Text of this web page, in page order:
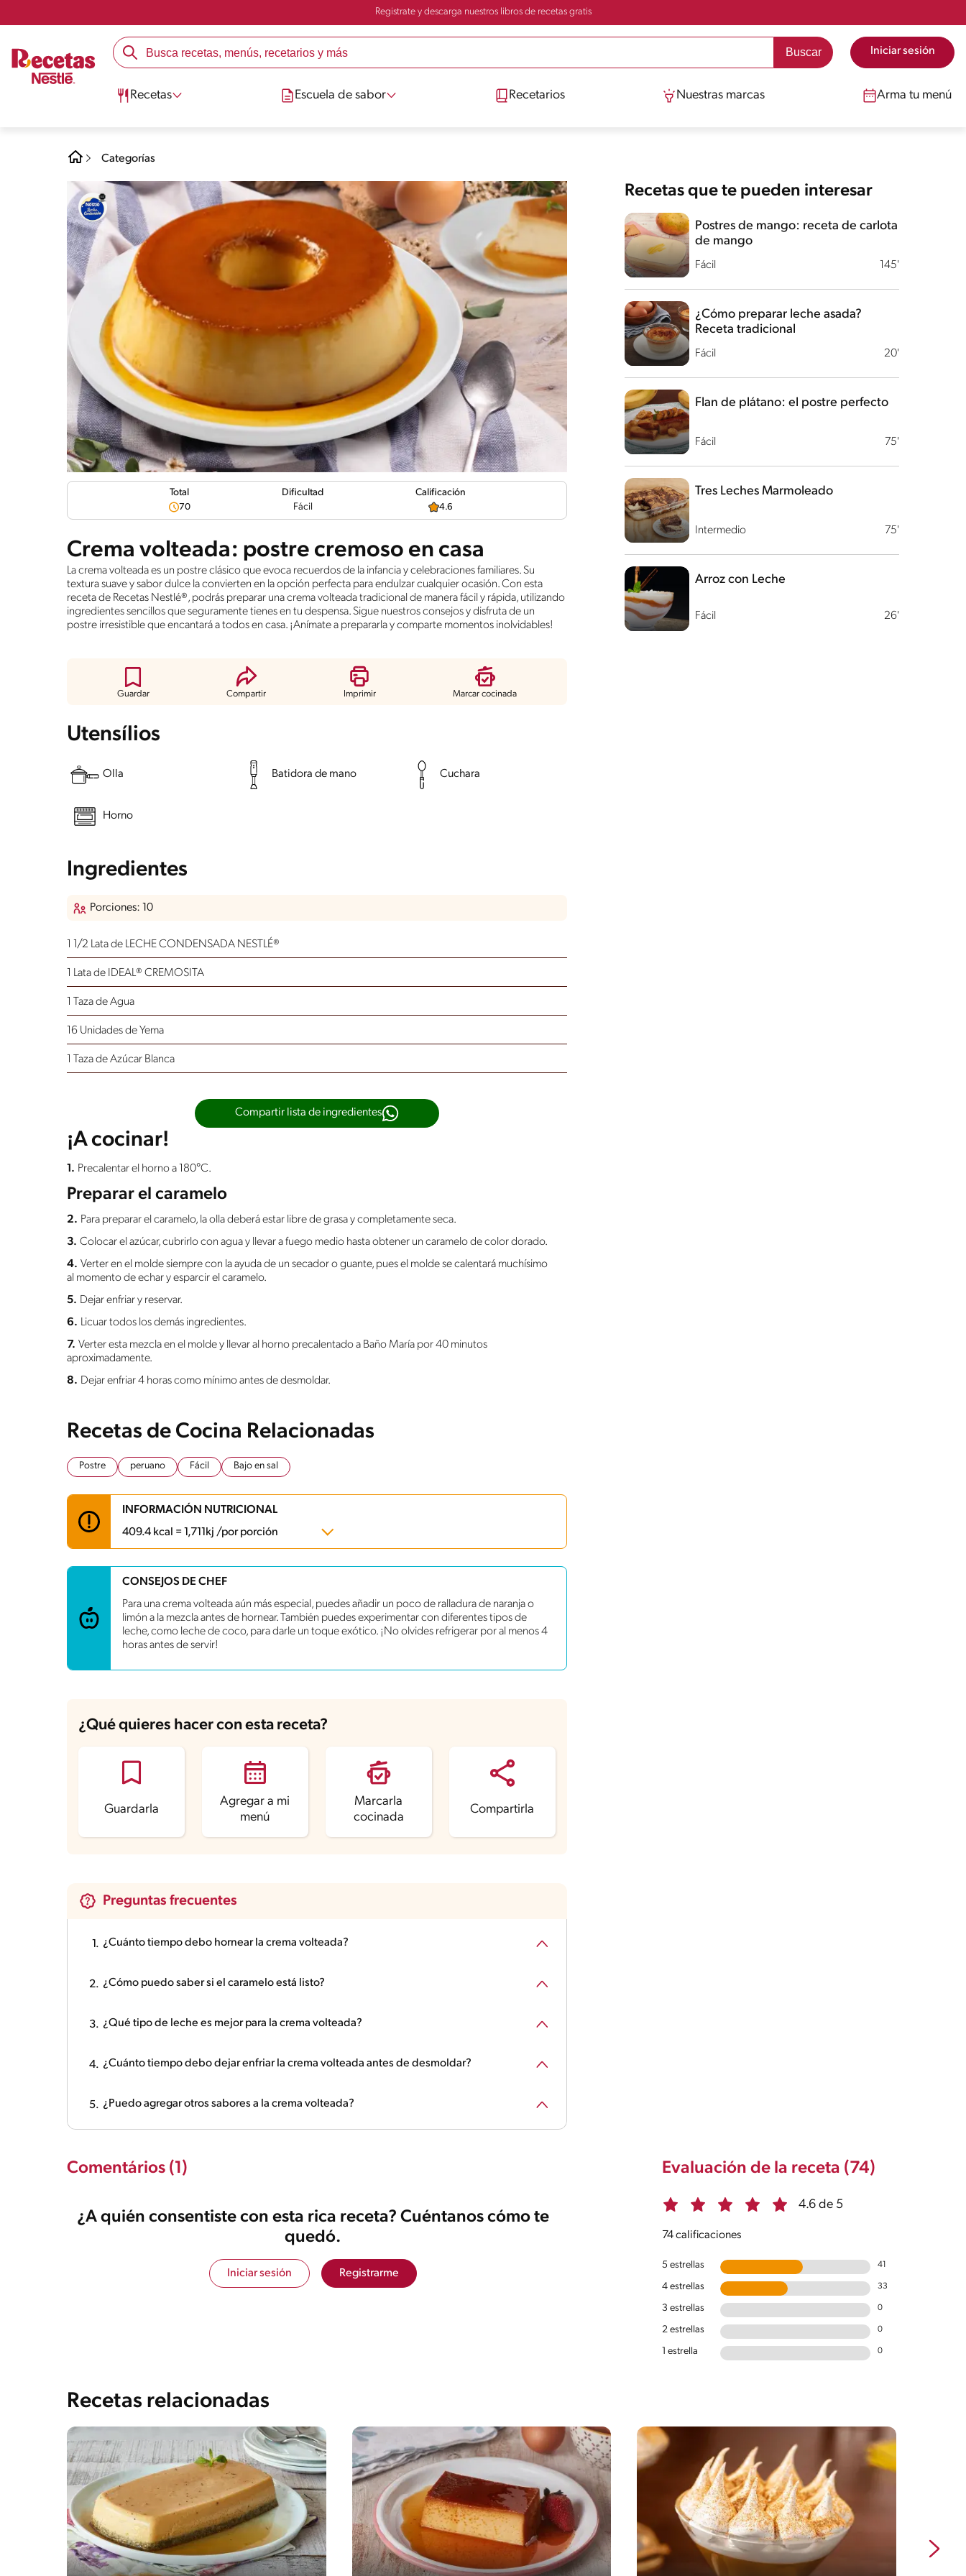
Registrate y descarga nuestros libros de recetas gratis
Iniciar sesión
Recetas Escuela de sabor Recetarios Nuestras marcas Arma tu menú
Categorías
Total
70
Dificultad
Fácil
Calificación
4.6
Crema volteada: postre cremoso en casa
La crema volteada es un postre clásico que evoca recuerdos de la infancia y celebraciones familiares. Su
textura suave y sabor dulce la convierten en la opción perfecta para endulzar cualquier ocasión. Con esta
receta de Recetas Nestlé®, podrás preparar una crema volteada tradicional de manera fácil y rápida, utilizando
ingredientes sencillos que seguramente tienes en tu despensa. Sigue nuestros consejos y disfruta de un
postre irresistible que encantará a todos en casa. ¡Anímate a prepararla y comparte momentos inolvidables!
Guardar Compartir Imprimir Marcar cocinada
Utensílios
Olla Batidora de mano Cuchara
Horno
Ingredientes
Porciones: 10
1 1/2 Lata de LECHE CONDENSADA NESTLÉ®
1 Lata de IDEAL® CREMOSITA
1 Taza de Agua
16 Unidades de Yema
1 Taza de Azúcar Blanca
Compartir lista de ingredientes
¡A cocinar!
1. Precalentar el horno a 180°C.
Preparar el caramelo
2. Para preparar el caramelo, la olla deberá estar libre de grasa y completamente seca.
3. Colocar el azúcar, cubrirlo con agua y llevar a fuego medio hasta obtener un caramelo de color dorado.
4. Verter en el molde siempre con la ayuda de un secador o guante, pues el molde se calentará muchísimo
al momento de echar y esparcir el caramelo.
5. Dejar enfriar y reservar.
6. Licuar todos los demás ingredientes.
7. Verter esta mezcla en el molde y llevar al horno precalentado a Baño María por 40 minutos
aproximadamente.
8. Dejar enfriar 4 horas como mínimo antes de desmoldar.
Recetas de Cocina Relacionadas
Postre peruano Fácil Bajo en sal
INFORMACIÓN NUTRICIONAL
409.4 kcal = 1,711kj /por porción
Carbohidratos 60.9 g
Grasas 13.2 g
Proteína 12 g
Grasas saturadas 6.4 g
Sodio 173.1 mg
CONSEJOS DE CHEF
Para una crema volteada aún más especial, puedes añadir un poco de ralladura de naranja o
limón a la mezcla antes de hornear. También puedes experimentar con diferentes tipos de
leche, como leche de coco, para darle un toque exótico. ¡No olvides refrigerar por al menos 4
horas antes de servir!
¿Qué quieres hacer con esta receta?
Guardarla
Agregar a mi
menú
Marcarla
cocinada
Compartirla
Preguntas frecuentes
¿Cuánto tiempo debo hornear la crema volteada?
¿Cómo puedo saber si el caramelo está listo?
¿Qué tipo de leche es mejor para la crema volteada?
¿Cuánto tiempo debo dejar enfriar la crema volteada antes de desmoldar?
¿Puedo agregar otros sabores a la crema volteada?
Recetas que te pueden interesar
Fácil 145'
Postres de mango: receta de carlota
de mango
Fácil 20'
¿Cómo preparar leche asada?
Receta tradicional
Fácil 75'
Flan de plátano: el postre perfecto
Intermedio 75'
Tres Leches Marmoleado
Fácil 26'
Arroz con Leche
Evaluación de la receta (74)
4.6 de 5
74 calificaciones
5 estrellas 41
4 estrellas 33
3 estrellas 0
2 estrellas 0
1 estrella 0
Comentários (1)
¿A quién consentiste con esta rica receta? Cuéntanos cómo te
quedó.
Iniciar sesión Registrarme
Recetas relacionadas